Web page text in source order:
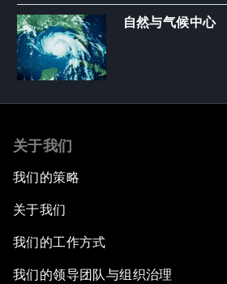
自然与气候中心
关于我们
我们的策略
关于我们
我们的工作方式
我们的领导团队与组织治理